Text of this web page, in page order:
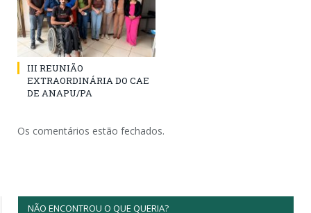
III REUNIÃO
EXTRAORDINÁRIA DO CAE
DE ANAPU/PA
Os comentários estão fechados.
NÃO ENCONTROU O QUE QUERIA?